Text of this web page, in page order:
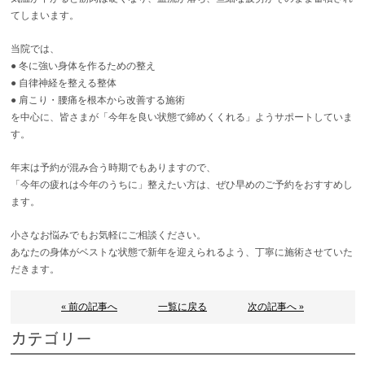
てしまいます。
当院では、
● 冬に強い身体を作るための整え
● 自律神経を整える整体
● 肩こり・腰痛を根本から改善する施術
を中心に、皆さまが「今年を良い状態で締めくくれる」ようサポートしていま
す。
年末は予約が混み合う時期でもありますので、
「今年の疲れは今年のうちに」整えたい方は、ぜひ早めのご予約をおすすめし
ます。
小さなお悩みでもお気軽にご相談ください。
あなたの身体がベストな状態で新年を迎えられるよう、丁寧に施術させていた
だきます。
« 前の記事へ 一覧に戻る 次の記事へ »
カテゴリー